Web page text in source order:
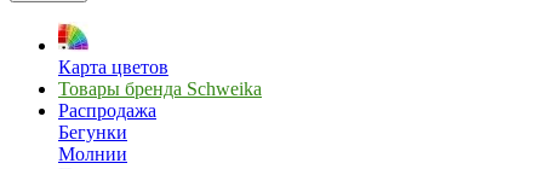
Карта цветов
Товары бренда Schweika
Распродажа
Бегунки
Молнии